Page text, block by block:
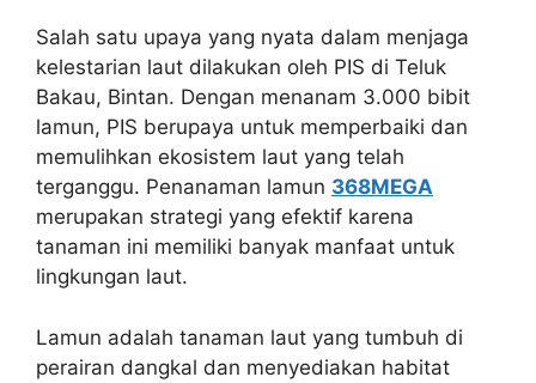
Salah satu upaya yang nyata dalam menjaga
kelestarian laut dilakukan oleh PIS di Teluk
Bakau, Bintan. Dengan menanam 3.000 bibit
lamun, PIS berupaya untuk memperbaiki dan
memulihkan ekosistem laut yang telah
terganggu. Penanaman lamun 368MEGA
merupakan strategi yang efektif karena
tanaman ini memiliki banyak manfaat untuk
lingkungan laut.
Lamun adalah tanaman laut yang tumbuh di
perairan dangkal dan menyediakan habitat